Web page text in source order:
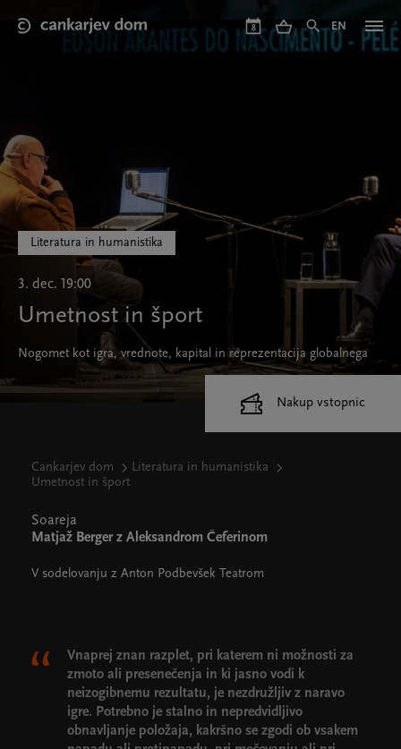
main
8 EN
Literatura in humanistika
3. dec. 19:00
Umetnost in šport
Nogomet kot igra, vrednote, kapital in reprezentacija globalnega
Cankarjev dom
Literatura in humanistika
Umetnost in šport
Soareja
Matjaž Berger z Aleksandrom Čeferinom
V sodelovanju z Anton Podbevšek Teatrom
Vnaprej znan razplet, pri katerem ni možnosti za
zmoto ali presenečenja in ki jasno vodi k
neizogibnemu rezultatu, je nezdružljiv z naravo
igre. Potrebno je stalno in nepredvidljivo
obnavljanje položaja, kakršno se zgodi ob vsakem
Nakup vstopnic